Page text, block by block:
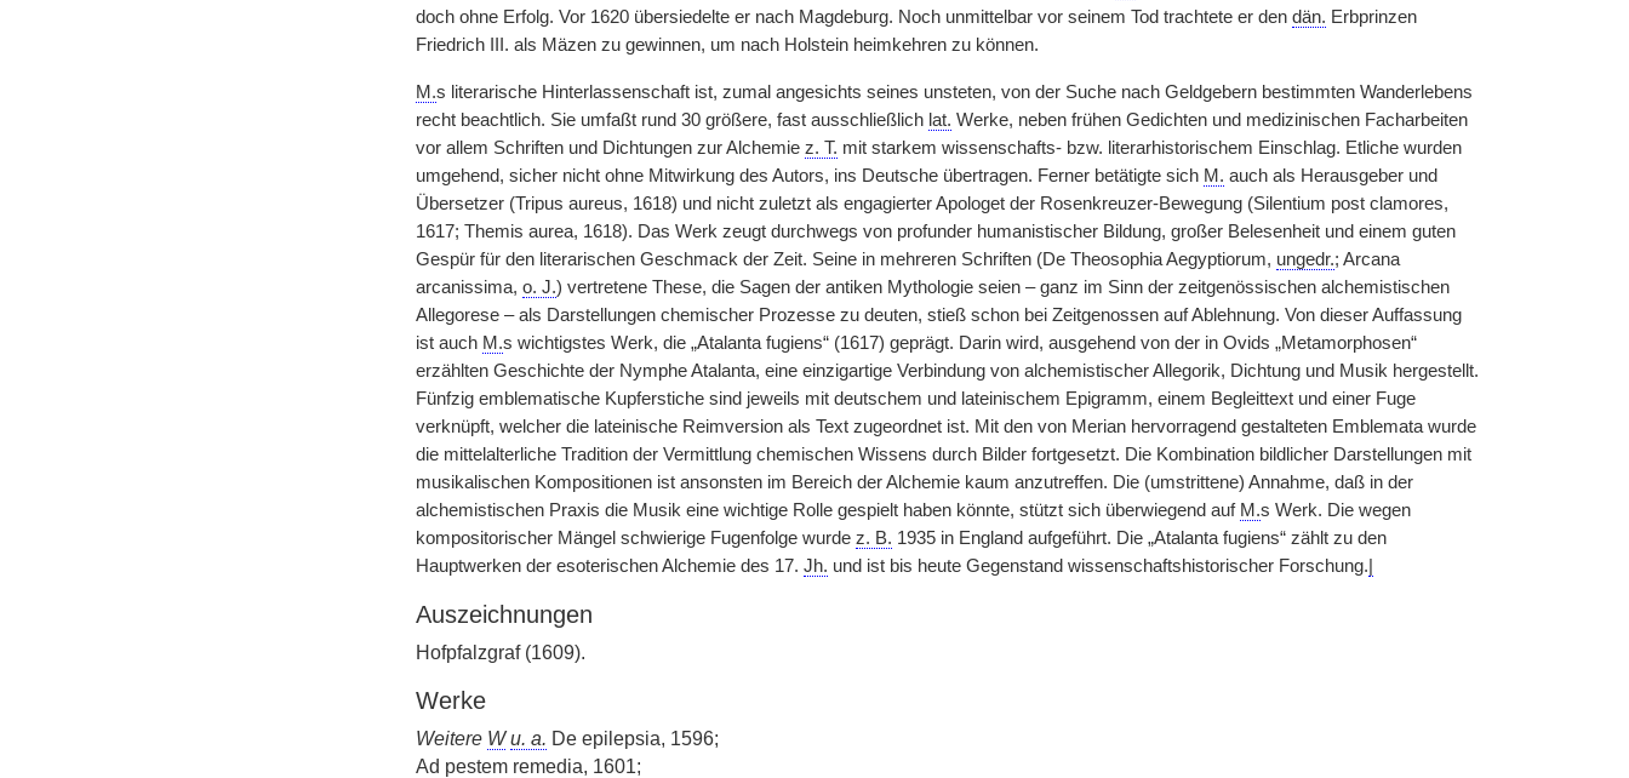
doch ohne Erfolg. Vor 1620 übersiedelte er nach Magdeburg. Noch unmittelbar vor seinem Tod trachtete er den dän. Erbprinzen
Friedrich III. als Mäzen zu gewinnen, um nach Holstein heimkehren zu können.
M.s literarische Hinterlassenschaft ist, zumal angesichts seines unsteten, von der Suche nach Geldgebern bestimmten Wanderlebens
recht beachtlich. Sie umfaßt rund 30 größere, fast ausschließlich lat. Werke, neben frühen Gedichten und medizinischen Facharbeiten
vor allem Schriften und Dichtungen zur Alchemie z. T. mit starkem wissenschafts- bzw. literarhistorischem Einschlag. Etliche wurden
umgehend, sicher nicht ohne Mitwirkung des Autors, ins Deutsche übertragen. Ferner betätigte sich M. auch als Herausgeber und
Übersetzer (Tripus aureus, 1618) und nicht zuletzt als engagierter Apologet der Rosenkreuzer-Bewegung (Silentium post clamores,
1617; Themis aurea, 1618). Das Werk zeugt durchwegs von profunder humanistischer Bildung, großer Belesenheit und einem guten
Gespür für den literarischen Geschmack der Zeit. Seine in mehreren Schriften (De Theosophia Aegyptiorum, ungedr.; Arcana
arcanissima, o. J.) vertretene These, die Sagen der antiken Mythologie seien – ganz im Sinn der zeitgenössischen alchemistischen
Allegorese – als Darstellungen chemischer Prozesse zu deuten, stieß schon bei Zeitgenossen auf Ablehnung. Von dieser Auffassung
ist auch M.s wichtigstes Werk, die „Atalanta fugiens“ (1617) geprägt. Darin wird, ausgehend von der in Ovids „Metamorphosen“
erzählten Geschichte der Nymphe Atalanta, eine einzigartige Verbindung von alchemistischer Allegorik, Dichtung und Musik hergestellt.
Fünfzig emblematische Kupferstiche sind jeweils mit deutschem und lateinischem Epigramm, einem Begleittext und einer Fuge
verknüpft, welcher die lateinische Reimversion als Text zugeordnet ist. Mit den von Merian hervorragend gestalteten Emblemata wurde
die mittelalterliche Tradition der Vermittlung chemischen Wissens durch Bilder fortgesetzt. Die Kombination bildlicher Darstellungen mit
musikalischen Kompositionen ist ansonsten im Bereich der Alchemie kaum anzutreffen. Die (umstrittene) Annahme, daß in der
alchemistischen Praxis die Musik eine wichtige Rolle gespielt haben könnte, stützt sich überwiegend auf M.s Werk. Die wegen
kompositorischer Mängel schwierige Fugenfolge wurde z. B. 1935 in England aufgeführt. Die „Atalanta fugiens“ zählt zu den
Hauptwerken der esoterischen Alchemie des 17. Jh. und ist bis heute Gegenstand wissenschaftshistorischer Forschung.
Auszeichnungen
Hofpfalzgraf (1609).
Werke
Weitere W u. a. De epilepsia, 1596;
Ad pestem remedia, 1601;